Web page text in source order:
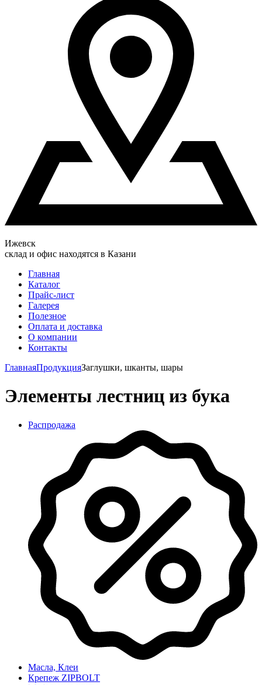
Ижевск
склад и офис находятся в Казани
Главная
Каталог
Прайс-лист
Галерея
Полезное
Оплата и доставка
О компании
Контакты
ГлавнаяПродукцияЗаглушки, шканты, шары
Элементы лестниц из бука
Распродажа
Масла, Клеи
Крепеж ZIPBOLT